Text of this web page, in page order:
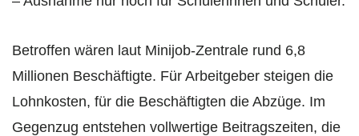
Betroffen wären laut Minijob-Zentrale rund 6,8
Millionen Beschäftigte. Für Arbeitgeber steigen die
Lohnkosten, für die Beschäftigten die Abzüge. Im
Gegenzug entstehen vollwertige Beitragszeiten, die